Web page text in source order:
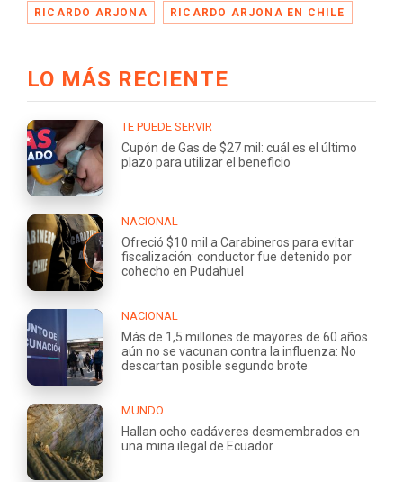
RICARDO ARJONA RICARDO ARJONA EN CHILE
LO MÁS RECIENTE
TE PUEDE SERVIR
Cupón de Gas de $27 mil: cuál es el último
plazo para utilizar el beneficio
NACIONAL
Ofreció $10 mil a Carabineros para evitar
fiscalización: conductor fue detenido por
cohecho en Pudahuel
NACIONAL
Más de 1,5 millones de mayores de 60 años
aún no se vacunan contra la influenza: No
descartan posible segundo brote
MUNDO
Hallan ocho cadáveres desmembrados en
una mina ilegal de Ecuador